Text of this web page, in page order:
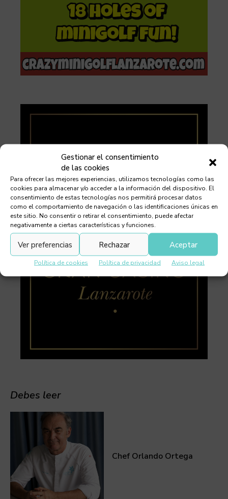
Gestionar el consentimiento
de las cookies
Para ofrecer las mejores experiencias, utilizamos tecnologías como las
cookies para almacenar y/o acceder a la información del dispositivo. El
consentimiento de estas tecnologías nos permitirá procesar datos
como el comportamiento de navegación o las identificaciones únicas en
este sitio. No consentir o retirar el consentimiento, puede afectar
negativamente a ciertas características y funciones.
Aceptar
Rechazar
Ver preferencias
Política de cookies Política de privacidad Aviso legal
Debes leer
Chef Orlando Ortega